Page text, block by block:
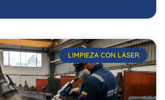
LIMPIEZA CON LÁSER